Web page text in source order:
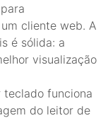
cliente web. A
é sólida: a
visualização
teclado funciona
do leitor de